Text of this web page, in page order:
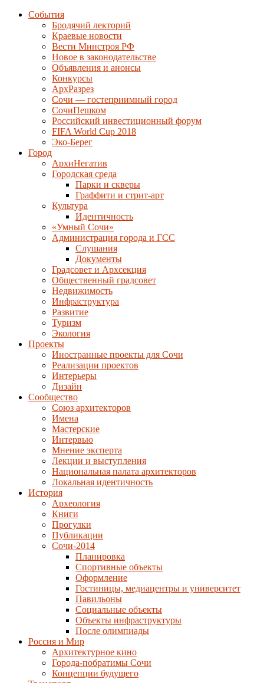
События
Бродячий лекторий
Краевые новости
Вести Минстроя РФ
Новое в законодательстве
Объявления и анонсы
Конкурсы
АрхРазрез
Сочи — гостеприимный город
СочиПешком
Российский инвестиционный форум
FIFA World Cup 2018
Эко-Берег
Город
АрхиНегатив
Городская среда
Парки и скверы
Граффити и стрит-арт
Культура
Идентичность
«Умный Сочи»
Администрация города и ГСС
Слушания
Документы
Градсовет и Архсекция
Общественный градсовет
Недвижимость
Инфраструктура
Развитие
Туризм
Экология
Проекты
Иностранные проекты для Сочи
Реализации проектов
Интерьеры
Дизайн
Сообщество
Союз архитекторов
Имена
Мастерские
Интервью
Мнение эксперта
Лекции и выступления
Национальная палата архитекторов
Локальная идентичность
История
Археология
Книги
Прогулки
Публикации
Сочи-2014
Планировка
Спортивные объекты
Оформление
Гостиницы, медиацентры и университет
Павильоны
Социальные объекты
Объекты инфраструктуры
После олимпиады
Россия и Мир
Архитектурное кино
Города-побратимы Сочи
Концепции будущего